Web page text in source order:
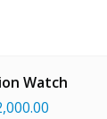
Watch